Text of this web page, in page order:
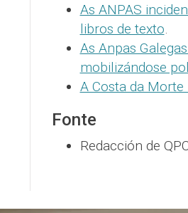
As ANPAS
libros de texto.
As Anpas
mobilizándose
A Costa da
Fonte
Redacción de